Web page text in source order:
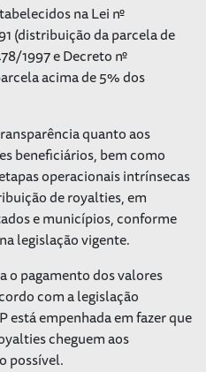
na Lei nº
(distribuição da parcela de
1997 e Decreto nº
acima de 5% dos
quanto aos
beneficiários, bem como
operacionais intrínsecas
de royalties, em
e municípios, conforme
legislação vigente.
o pagamento dos valores
com a legislação
está empenhada em fazer que
cheguem aos
possível.